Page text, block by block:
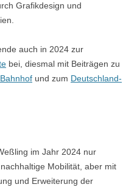
Grafikdesign und
auch in 2024 zur
bei, diesmal mit Beiträgen zu
und zum Deutschland-
im Jahr 2024 nur
Mobilität, aber mit
und Erweiterung der